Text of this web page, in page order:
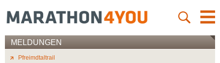
MELDUNGEN
Pfreimdtaltrail